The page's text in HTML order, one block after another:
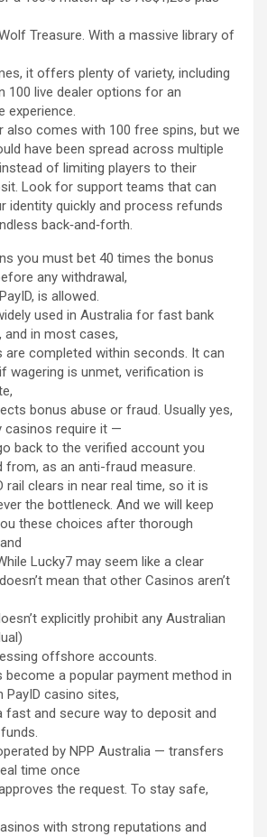
Treasure. With a massive library of
it offers plenty of variety, including
100 live dealer options for an
experience.
also comes with 100 free spins, but we
have been spread across multiple
of limiting players to their
Look for support teams that can
identity quickly and process refunds
back‑and‑forth.
you must bet 40 times the bonus
any withdrawal,
is allowed.
used in Australia for fast bank
and in most cases,
are completed within seconds. It can
wagering is unmet, verification is
bonus abuse or fraud. Usually yes,
casinos require it —
back to the verified account you
from, as an anti-fraud measure.
rail clears in near real time, so it is
the bottleneck. And we will keep
these choices after thorough
Lucky7 may seem like a clear
mean that other Casinos aren’t
explicitly prohibit any Australian
offshore accounts.
become a popular payment method in
PayID casino sites,
fast and secure way to deposit and
by NPP Australia — transfers
time once
the request. To stay safe,
with strong reputations and